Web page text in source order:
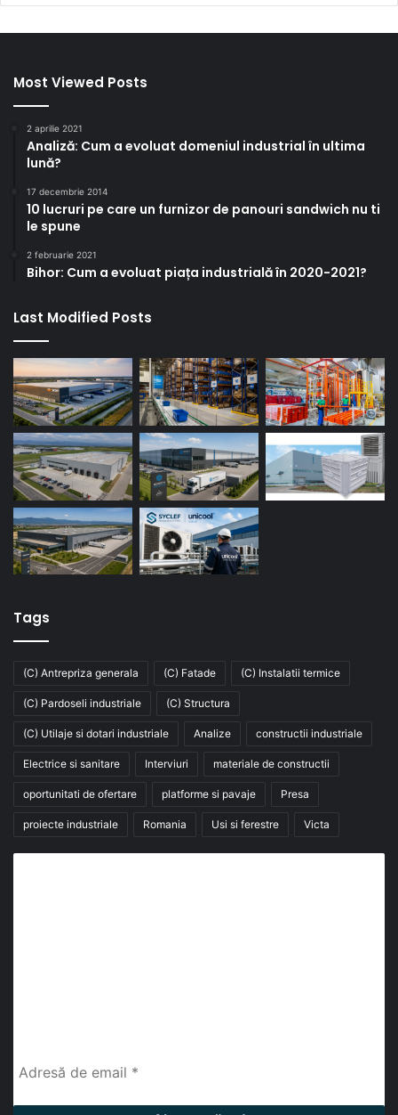
Most Viewed Posts
2 aprilie 2021
Analiză: Cum a evoluat domeniul industrial în ultima
lună?
17 decembrie 2014
10 lucruri pe care un furnizor de panouri sandwich nu ti
le spune
2 februarie 2021
Bihor: Cum a evoluat piața industrială în 2020-2021?
Last Modified Posts
Tags
(C) Antrepriza generala (C) Fatade (C) Instalatii termice
(C) Pardoseli industriale (C) Structura
(C) Utilaje si dotari industriale Analize constructii industriale
Electrice si sanitare Interviuri materiale de constructii
oportunitati de ofertare platforme si pavaje Presa
proiecte industriale Romania Usi si ferestre Victa